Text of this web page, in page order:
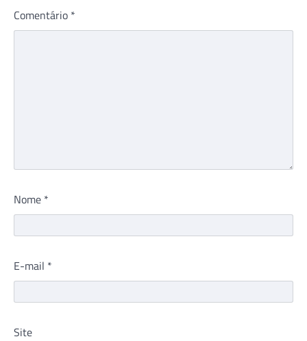
Comentário *
Nome *
E-mail *
Site